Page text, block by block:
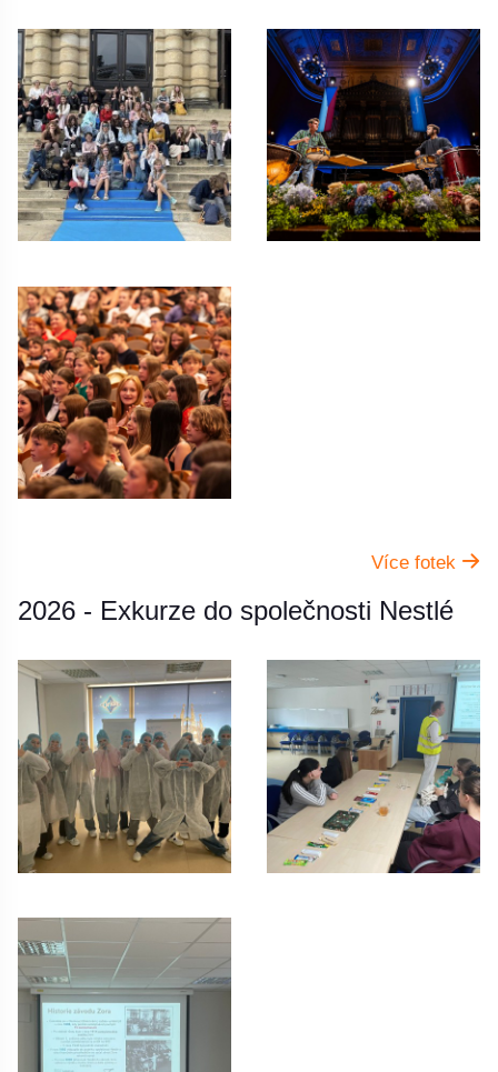
Více fotek
2026 - Exkurze do společnosti Nestlé